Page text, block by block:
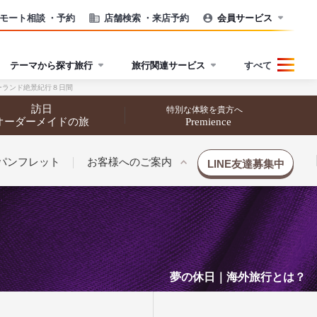
ート相談 ・予約 店舗検索 ・来店予約 会員サービス
テーマから探す旅行 旅行関連サービス すべて
ンド絶景紀行８日間
訪日
ーダーメイドの旅
特別な体験を貴方へ
Premience
ンフレット お客様へのご案内 LINE友達募集中
催行状況から探す
催行状況から探す
夢の休日｜海外旅行とは？